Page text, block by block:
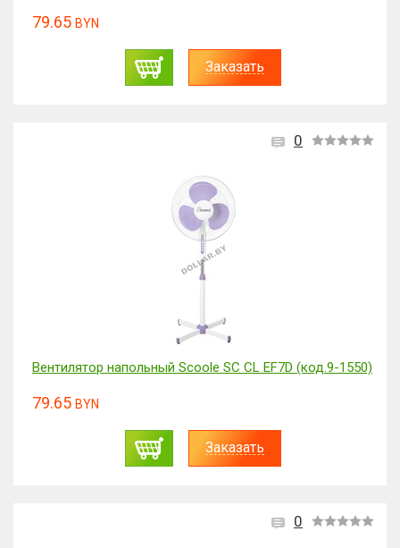
79.65 BYN
Заказать
0
Вентилятор напольный Scoole SC CL EF7D (код.9-1550)
79.65 BYN
Заказать
0